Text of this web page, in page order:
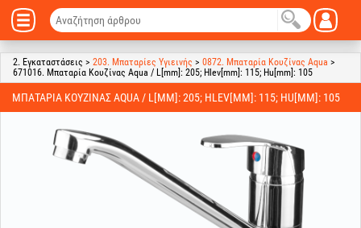
2. Εγκαταστάσεις > 203. Μπαταρίες Υγιεινής > 0872. Μπαταρία Κουζίνας Aqua >
671016. Μπαταρία Κουζίνας Aqua / L[mm]: 205; Hlev[mm]: 115; Hu[mm]: 105
ΜΠΑΤΑΡΊΑ ΚΟΥΖΊΝΑΣ AQUA / L[MM]: 205; HLEV[MM]: 115; HU[MM]: 105